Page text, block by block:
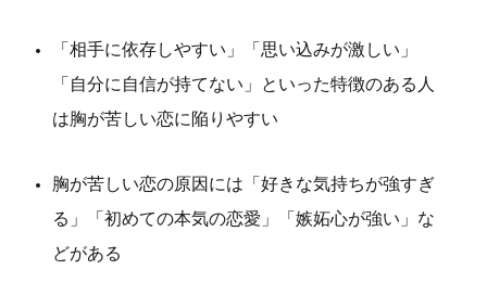
「相手に依存しやすい」「思い込みが激しい」
「自分に自信が持てない」といった特徴のある人
は胸が苦しい恋に陥りやすい
胸が苦しい恋の原因には「好きな気持ちが強すぎ
る」「初めての本気の恋愛」「嫉妬心が強い」な
どがある